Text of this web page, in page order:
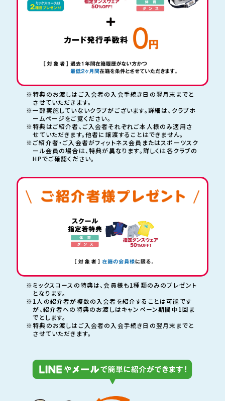
※特典のお渡しはご入会者の入会手続き日の翌月末までと
させていただきます。
※一部実施していないクラブがございます。詳細は、クラブホ
ームページをご覧ください。
※特典はご紹介者、ご入会者それぞれご本人様のみ適用さ
せていただきます。他者に譲渡することはできません。
※ご紹介者・ご入会者がフィットネス会員またはスポーツスク
ール会員の場合は、特典が異なります。詳しくは各クラブの
HPでご確認ください。
※ミックスコースの特典は、会員様も1種類のみのプレゼント
となります。
※1人の紹介者が複数の入会者を紹介することは可能です
が、紹介者への特典のお渡しはキャンペーン期間中1回ま
でとします。
※特典のお渡しはご入会者の入会手続き日の翌月末までと
させていただきます。